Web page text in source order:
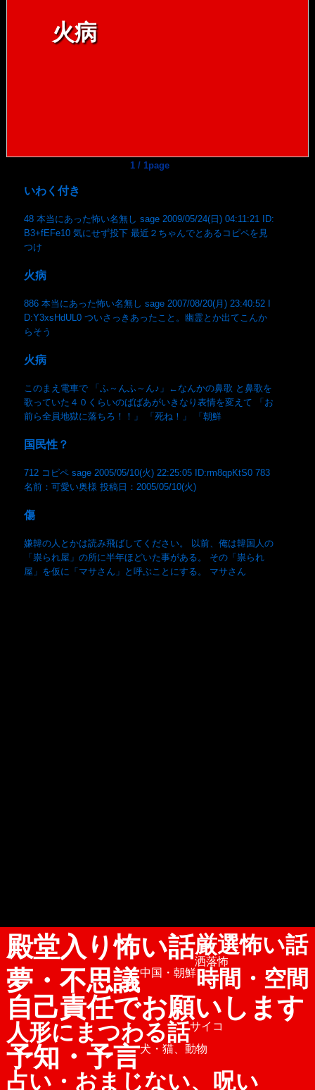
火病
1 / 1page
いわく付き
48 本当にあった怖い名無し sage 2009/05/24(日) 04:11:21 ID:
B3+fEFe10 気にせず投下 最近２ちゃんでとあるコピペを見
つけ
火病
886 本当にあった怖い名無し sage 2007/08/20(月) 23:40:52 I
D:Y3xsHdUL0 ついさっきあったこと。幽霊とか出てこんか
らそう
火病
このまえ電車で 「ふ～んふ～ん♪」←なんかの鼻歌 と鼻歌を
歌っていた４０くらいのばばあがいきなり表情を変えて 「お
前ら全員地獄に落ちろ！！」 「死ね！」 「朝鮮
国民性？
712 コピペ sage 2005/05/10(火) 22:25:05 ID:rm8qpKtS0 783
名前：可愛い奥様 投稿日：2005/05/10(火)
傷
嫌韓の人とかは読み飛ばしてください。 以前、俺は韓国人の
「祟られ屋」の所に半年ほどいた事がある。 その「祟られ
屋」を仮に「マサさん」と呼ぶことにする。 マサさん
殿堂入り怖い話厳選怖い話
洒落怖
夢・不思議中国・朝鮮時間・空間
自己責任でお願いします
人形にまつわる話サイコ
予知・予言犬・猫、動物
占い・おまじない、呪い